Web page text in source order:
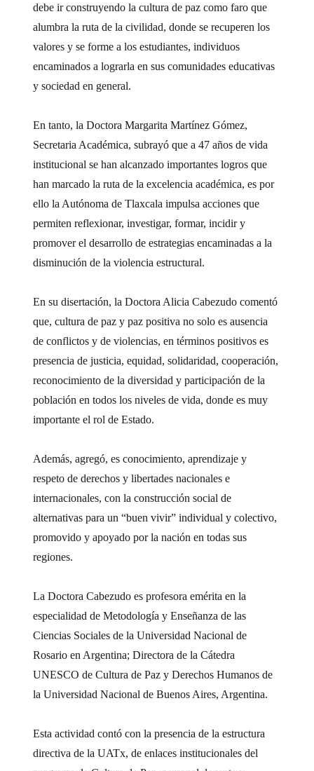
debe ir construyendo la cultura de paz como faro que
alumbra la ruta de la civilidad, donde se recuperen los
valores y se forme a los estudiantes, individuos
encaminados a lograrla en sus comunidades educativas
y sociedad en general.
En tanto, la Doctora Margarita Martínez Gómez,
Secretaria Académica, subrayó que a 47 años de vida
institucional se han alcanzado importantes logros que
han marcado la ruta de la excelencia académica, es por
ello la Autónoma de Tlaxcala impulsa acciones que
permiten reflexionar, investigar, formar, incidir y
promover el desarrollo de estrategias encaminadas a la
disminución de la violencia estructural.
En su disertación, la Doctora Alicia Cabezudo comentó
que, cultura de paz y paz positiva no solo es ausencia
de conflictos y de violencias, en términos positivos es
presencia de justicia, equidad, solidaridad, cooperación,
reconocimiento de la diversidad y participación de la
población en todos los niveles de vida, donde es muy
importante el rol de Estado.
Además, agregó, es conocimiento, aprendizaje y
respeto de derechos y libertades nacionales e
internacionales, con la construcción social de
alternativas para un “buen vivir” individual y colectivo,
promovido y apoyado por la nación en todas sus
regiones.
La Doctora Cabezudo es profesora emérita en la
especialidad de Metodología y Enseñanza de las
Ciencias Sociales de la Universidad Nacional de
Rosario en Argentina; Directora de la Cátedra
UNESCO de Cultura de Paz y Derechos Humanos de
la Universidad Nacional de Buenos Aires, Argentina.
Esta actividad contó con la presencia de la estructura
directiva de la UATx, de enlaces institucionales del